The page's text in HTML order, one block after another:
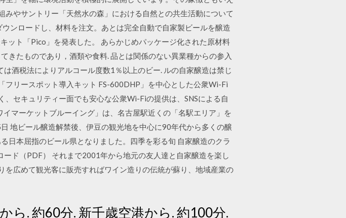
やサントリー「天然水の森」における自然との共生活動について
ンロードし、材料を注文。あとは完全自動で自家製ビールを醸造
ット「Pico」を発表した。 あらかじめパッケージ化された原材料
きたものであり，酒類や食料. 品とは関係のない異業種からの参入
酒税法によりアルコール度数1％以上のビー. ルの自家醸造は禁じ
リースポット導入キット FS-600DHP」を中心とした公衆Wi-Fi
セキュリティー面でも安心な公衆Wi-Fiの提供は、SNSによる自
マーケットブルーイング」は、名古屋駅近くの「名駅エリア」を
地ビール醸造解禁後、伊豆の観光地を中心に90年代から多くの醸
日本屈指のビール県となりました。四季を彩る旬 自家醸造のクラ
ド（PDF） それまで2001年から地元の友人達と自家醸造を楽し
広めて観光客に販売すればワイン造りの伝統が蘇り、地域産業の
ら. 約60分. 新千歳空港から. 約100分.